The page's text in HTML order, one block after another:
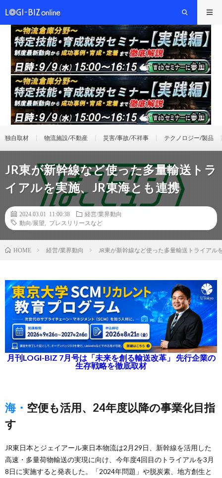
独自取材 物流施設/不動産 災害/事故/不祥事 テクノロジー/製品
JR東が新幹線など使った多量輸送トラ
イアルを実施、JR東海とも連携
2024.03.01 11:00:38
経営/業界動向
動向/展望
プレスリリースなど
HOME 経営/業界動向 JR東が新幹線など使った多量輸送トライアル
月刊LOGI-BIZ 7月号は「未来を創る輸送改革」 先行企業の
生存戦略を徹底取材
海・空便も活用、24年度以降の事業化目指
す
JR東日本とジェイアール東日本物流は2月29日、新幹線を活用した
高速・多量荷物輸送の実現に向け、今年度4回目のトライアルを3月
8日に実施すると発表した。「2024年問題」や脱炭素、地方創生と